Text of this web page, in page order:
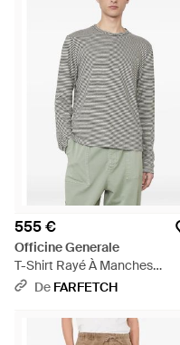
555 €
Officine Generale
T-Shirt Rayé À Manches
Longues - Gris
De FARFETCH